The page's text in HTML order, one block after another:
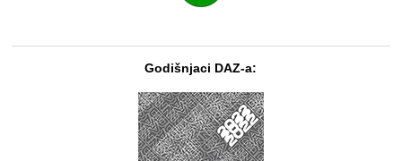
Godišnjaci DAZ-a: